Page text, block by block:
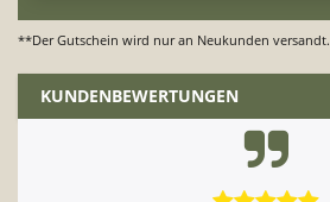
**Der Gutschein wird nur an Neukunden versandt.
KUNDENBEWERTUNGEN